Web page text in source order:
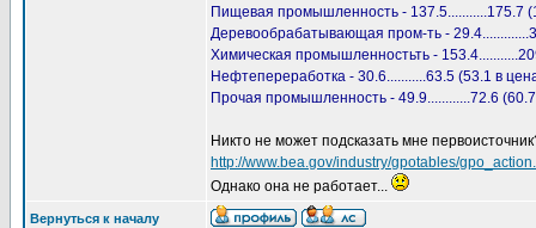
Пищевая промышленность - 137.5...........175.7
Деревообрабатывающая пром-ть -
Химическая промышленностьть -
Нефтепереработка - 30.6...........63.5 (53.1 в
Прочая промышленность - 49.9............72.6
Никто не может подсказать мне
http://www.bea.gov/industry/gpotables/
Однако она не работает...
Вернуться к началу